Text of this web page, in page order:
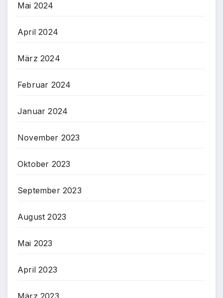
Mai 2024
April 2024
März 2024
Februar 2024
Januar 2024
November 2023
Oktober 2023
September 2023
August 2023
Mai 2023
April 2023